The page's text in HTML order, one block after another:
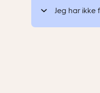
Et
Jeg har ikke